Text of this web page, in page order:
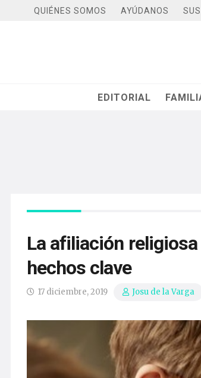
QUIÉNES SOMOS AYÚDANOS
EDITORIAL
La afiliación
hechos clave
17 diciembre, 2019 Josu de la Varga